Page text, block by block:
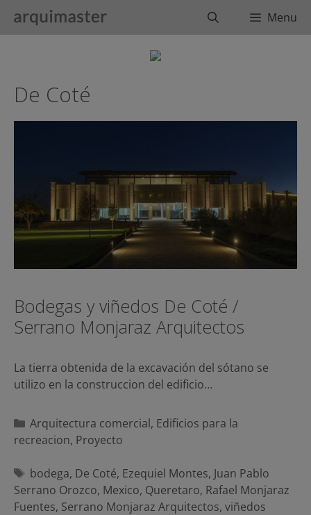
BuscarMenu
De Coté
Bodegas y viñedos De Coté /
Serrano Monjaraz Arquitectos
La tierra obtenida de la excavación del sótano se
utilizo en la construccion del edificio…
Categorías
Arquitectura comercial, Edificios para la
recreacion, Proyecto
Etiquetas
bodega, De Coté, Ezequiel Montes, Juan Pablo
Serrano Orozco, Mexico, Queretaro, Rafael Monjaraz
Fuentes, Serrano Monjaraz Arquitectos, viñedos